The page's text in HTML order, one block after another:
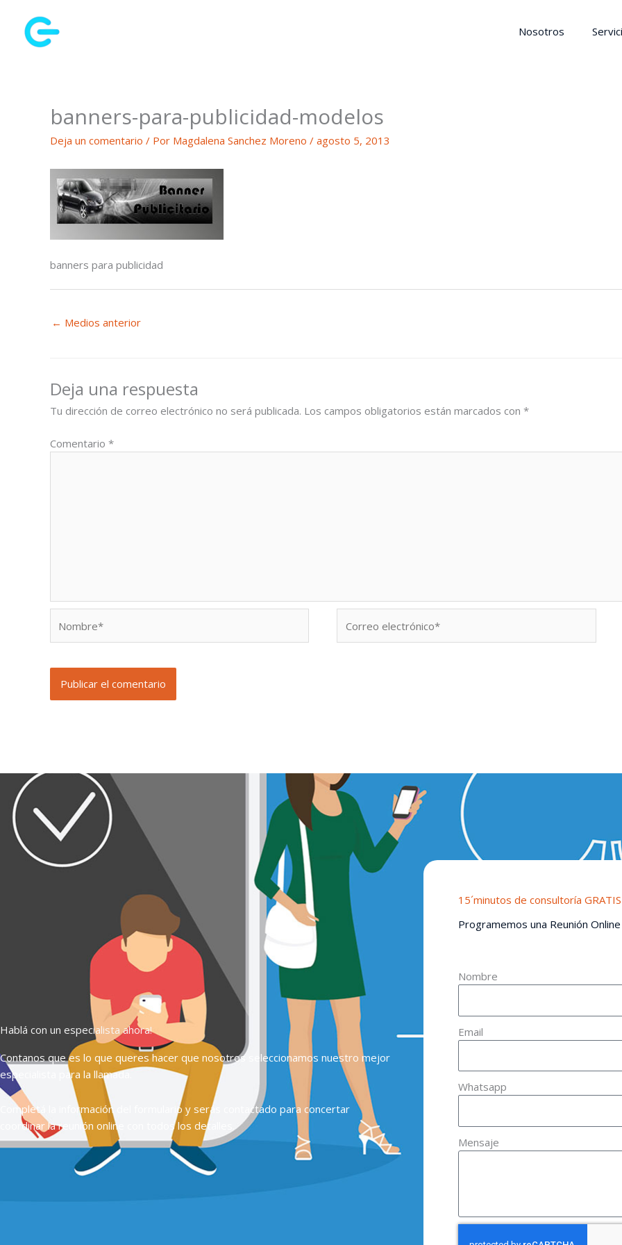
contenido
Nosotros
banners-para-publicidad-modelos
Deja un comentario / Por Magdalena Sanchez Moreno / agosto 5, 2013
banners para publicidad
← Medios anterior
Deja una respuesta
Tu dirección de correo electrónico no será publicada. Los campos obligatorios están marcados con *
Comentario *
electrónico*
Hablá con un especialista ahora!
Contanos que es lo que queres hacer que nosotros seleccionamos nuestro mejor
especialista para la llamada.
Completá la información del formulario y serás contactado para concertar
coordinar la reunión online con todos los detalles.
15´minutos de consultoría GRATIS
Programemos una Reunión Online
Nombre
Email
Whatsapp
Mensaje